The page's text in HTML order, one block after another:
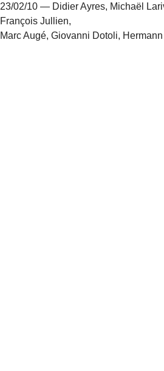
23/02/10 — Didier Ayres, Michaël
François Jullien,
Marc Augé, Giovanni Dotoli,